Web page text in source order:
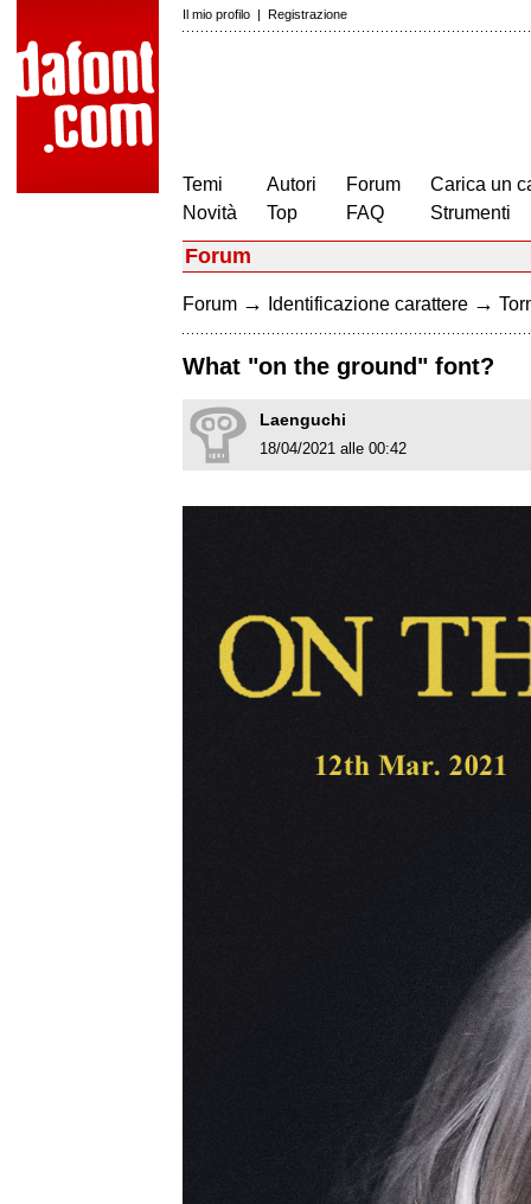
Il mio profilo | Registrazione
Temi
Novità
Autori
Top
Forum
FAQ
Carica un
Strumenti
Forum
Forum → Identificazione carattere →
What "on the ground" font?
Laenguchi
18/04/2021 alle 00:42